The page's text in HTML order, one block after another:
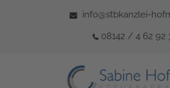
info@stbkanzlei-
08142 / 4 62 92